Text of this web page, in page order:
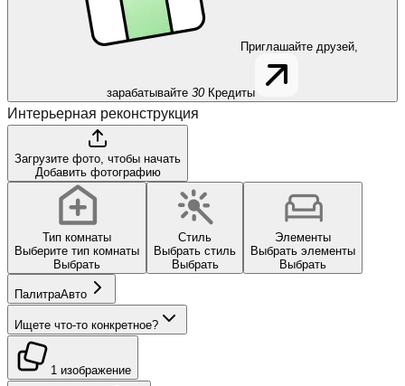
Приглашайте друзей,
зарабатывайте 30 Кредиты
Интерьерная реконструкция
Загрузите фото, чтобы начать
Добавить фотографию
Тип комнаты
Выберите тип комнаты
Выбрать
Стиль
Выбрать стиль
Выбрать
Элементы
Выбрать элементы
Выбрать
ПалитраАвто
Ищете что-то конкретное?
1 изображение